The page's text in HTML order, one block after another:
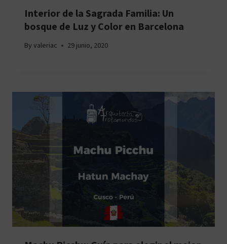
Interior de la Sagrada Familia: Un
bosque de Luz y Color en Barcelona
Byvaleriac 29 junio, 2020